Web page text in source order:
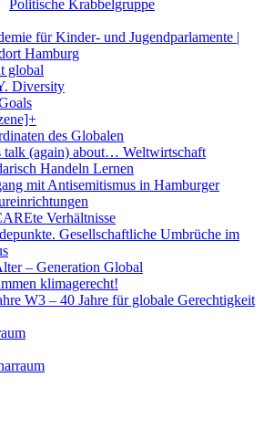
Politische Krabbelgruppe
für Kinder- und Jugendparlamente |
Hamburg
global
Diversity
des Globalen
talk (again) about… Weltwirtschaft
Handeln Lernen
mit Antisemitismus in Hamburger
Verhältnisse
Gesellschaftliche Umbrüche im
– Generation Global
klimagerecht!
W3 – 40 Jahre für globale Gerechtigkeit